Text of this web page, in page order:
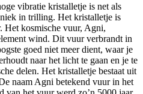
vibratie kristalletje is net als
in trilling. Het kristalletje is
Het kosmische vuur, Agni,
wind. Dit vuur verbrandt in
goed niet meer dient, waar je
naar het licht te gaan en je te
delen. Het kristalletje bestaat uit
naam Agni betekend vuur in het